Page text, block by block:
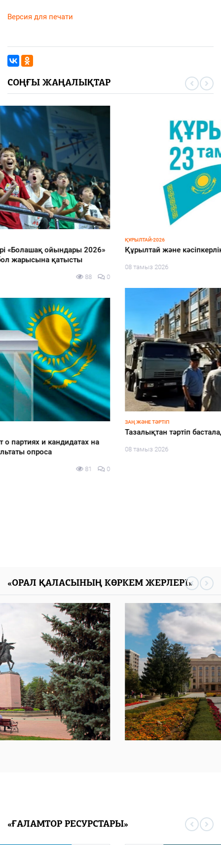
Версия для печати
СОҢҒЫ ЖАҢАЛЫҚТАР
Құрылтай және кәсіпкерлік: ертеңге бастар талғам
ЗАҢ ЖӘНЕ ТӘРТІП
08 тамыз 2026
«ОРАЛ ҚАЛАСЫНЫҢ КӨРКЕМ ЖЕРЛЕРІ»
«ҒАЛАМТОР РЕСУРСТАРЫ»